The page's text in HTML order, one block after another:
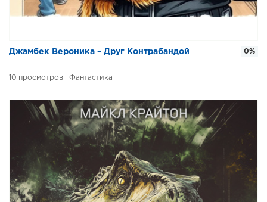
Джамбек Вероника – Друг Контрабандой
10 Фантастика
0%